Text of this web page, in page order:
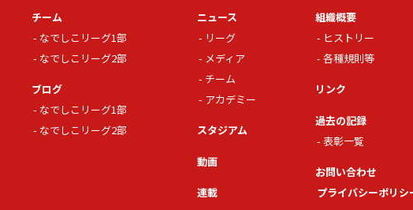
チーム
なでしこリーグ1部
なでしこリーグ2部
ブログ
なでしこリーグ1部
なでしこリーグ2部
ニュース
リーグ
メディア
チーム
アカデミー
スタジアム
動画
連載
組織概要
ヒストリー
各種規則等
リンク
過去の記録
表彰一覧
お問い合わせ
プライバシーポリシ